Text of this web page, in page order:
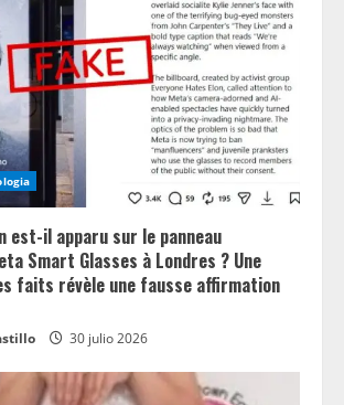
est-il apparu sur le panneau
Smart Glasses à Londres ? Une
faits révèle une fausse affirmation
30 julio 2026